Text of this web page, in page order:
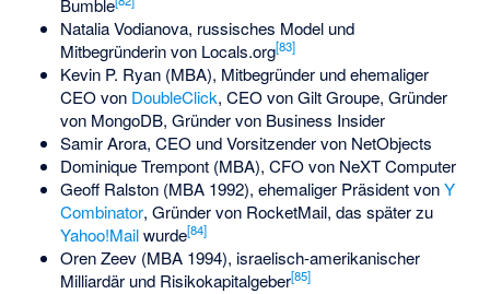
Bumble
Natalia Vodianova, russisches Model und
Mitbegründerin von Locals.org[83]
Kevin P. Ryan(MBA), Mitbegründer und ehemaliger
CEO von DoubleClick, CEO vonGilt Groupe, Gründer
von MongoDB, Gründer von Business Insider
Samir Arora, CEO und Vorsitzender von NetObjects
Dominique Trempont(MBA), CFO von NeXT Computer
Geoff Ralston(MBA 1992), ehemaliger Präsident vonY
Combinator, Gründer von RocketMail, das später zu
Yahoo!Mailwurde[84]
Oren Zeev(MBA 1994), israelisch-amerikanischer
Milliardär und Risikokapitalgeber[85]